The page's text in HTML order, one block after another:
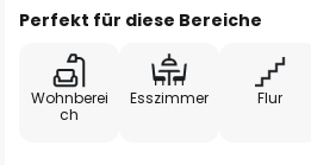
Perfekt für diese Bereiche
Wohnberei
ch
Esszimmer Flur